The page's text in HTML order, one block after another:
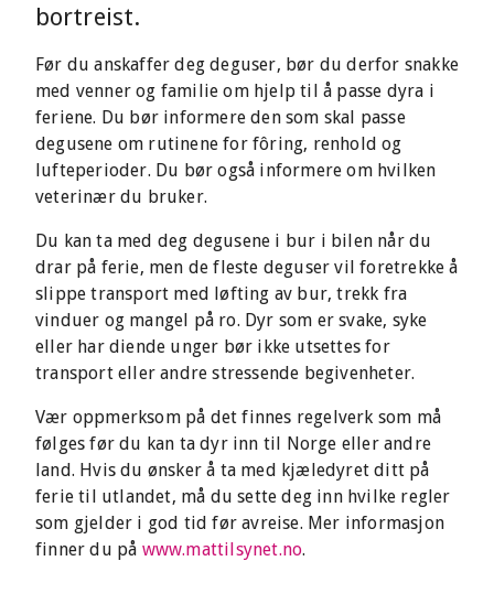
bortreist.
Før du anskaffer deg deguser, bør du derfor snakke
med venner og familie om hjelp til å passe dyra i
feriene. Du bør informere den som skal passe
degusene om rutinene for fôring, renhold og
lufteperioder. Du bør også informere om hvilken
veterinær du bruker.
Du kan ta med deg degusene i bur i bilen når du
drar på ferie, men de fleste deguser vil foretrekke å
slippe transport med løfting av bur, trekk fra
vinduer og mangel på ro. Dyr som er svake, syke
eller har diende unger bør ikke utsettes for
transport eller andre stressende begivenheter.
Vær oppmerksom på det finnes regelverk som må
følges før du kan ta dyr inn til Norge eller andre
land. Hvis du ønsker å ta med kjæledyret ditt på
ferie til utlandet, må du sette deg inn hvilke regler
som gjelder i god tid før avreise. Mer informasjon
finner du på www.mattilsynet.no.